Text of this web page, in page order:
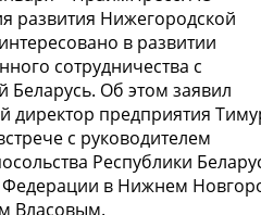
развития Нижегородской
в развитии
сотрудничества с
Беларусь. Об этом заявил
директор предприятия
с руководителем
Республики
Федерации в Нижнем
Власовым.